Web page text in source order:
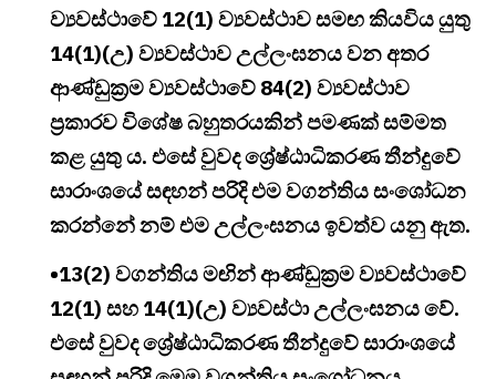
ව්‍යවස්ථාවේ 12(1) ව්‍යවස්ථාව සමඟ කියවිය යුතු
14(1)(උ) ව්‍යවස්ථාව උල්ලංඝනය වන අතර
ආණ්ඩුක්‍රම ව්‍යවස්ථාවේ 84(2) ව්‍යවස්ථාව
ප්‍රකාරව විශේෂ බහුතරයකින් පමණක් සම්මත
කළ යුතු ය. එසේ වුවද ශ්‍රේෂ්ඨාධිකරණ තීන්දුවේ
සාරාංශයේ සඳහන් පරිදි එම වගන්තිය සංශෝධන
කරන්නේ නම් එම උල්ලංඝනය ඉවත්ව යනු ඇත.
•13(2) වගන්තිය මඟින් ආණ්ඩුක්‍රම ව්‍යවස්ථාවේ
12(1) සහ 14(1)(උ) ව්‍යවස්ථා උල්ලංඝනය වේ.
එසේ වුවද ශ්‍රේෂ්ඨාධිකරණ තීන්දුවේ සාරාංශයේ